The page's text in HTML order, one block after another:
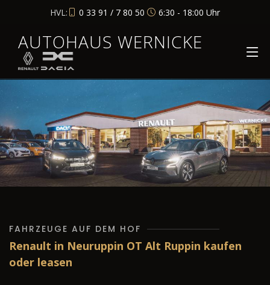
HVL: 0 33 91 / 7 80 50 6:30 - 18:00 Uhr
AUTOHAUS WERNICKE
FAHRZEUGE AUF DEM HOF
Renault in Neuruppin OT Alt Ruppin kaufen
oder leasen